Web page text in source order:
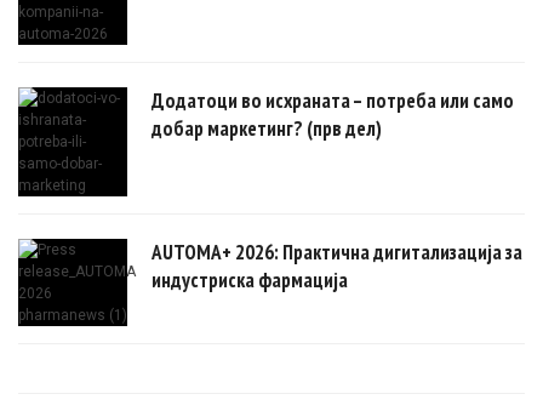
Додатоци во исхраната – потреба или само
добар маркетинг? (прв дел)
AUTOMA+ 2026: Практична дигитализација за
индустриска фармација